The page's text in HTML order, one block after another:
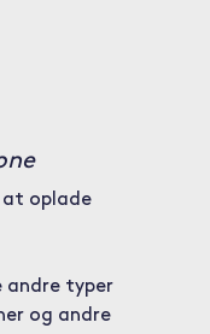
at oplade
andre typer
og andre